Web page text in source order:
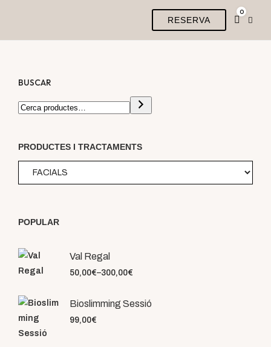
RESERVA
0
BUSCAR
PRODUCTES I TRACTAMENTS
POPULAR
Val Regal
50,00€–300,00€
Bioslimming Sessió
99,00€